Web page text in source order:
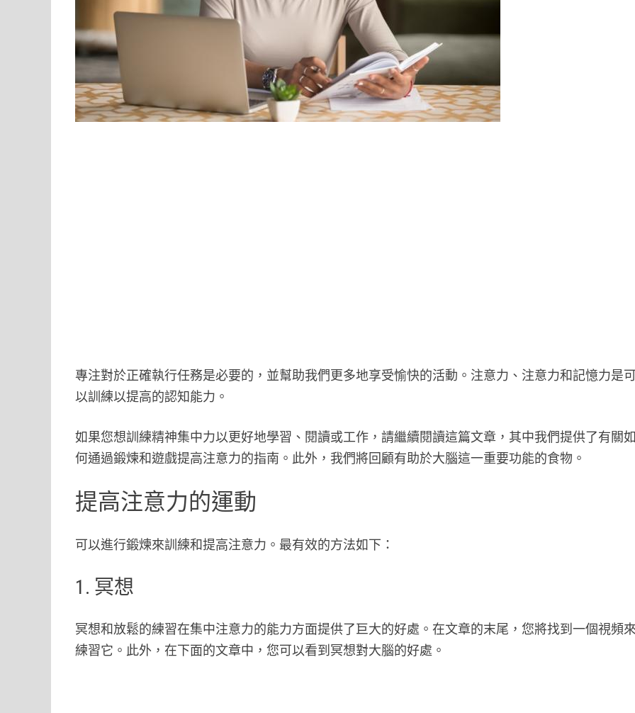
專注對於正確執行任務是必要的，並幫助我們更多地享受愉快的活動。注意力、注意力和記憶力是
以訓練以提高的認知能力。
如果您想訓練精神集中力以更好地學習、閱讀或工作，請繼續閱讀這篇文章，其中我們提供了有關
何通過鍛煉和遊戲提高注意力的指南。此外，我們將回顧有助於大腦這一重要功能的食物。
提高注意力的運動
可以進行鍛煉來訓練和提高注意力。最有效的方法如下：
1. 冥想
冥想和放鬆的練習在集中注意力的能力方面提供了巨大的好處。在文章的末尾，您將找到一個視頻
練習它。此外，在下面的文章中，您可以看到冥想對大腦的好處。